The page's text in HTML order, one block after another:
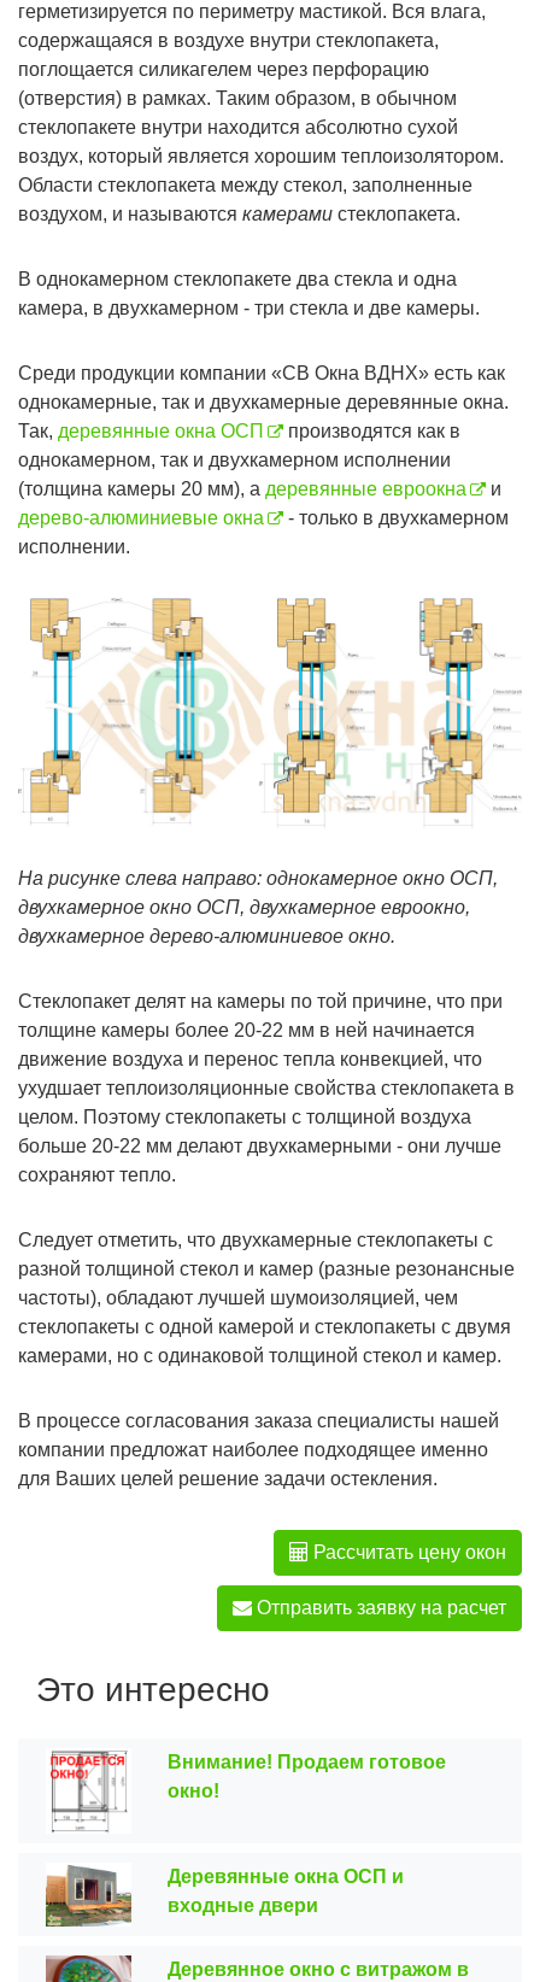
герметизируется по периметру мастикой. Вся влага,
содержащаяся в воздухе внутри стеклопакета,
поглощается силикагелем через перфорацию
(отверстия) в рамках. Таким образом, в обычном
стеклопакете внутри находится абсолютно сухой
воздух, который является хорошим теплоизолятором.
Области стеклопакета между стекол, заполненные
воздухом, и называются камерами стеклопакета.
В однокамерном стеклопакете два стекла и одна
камера, в двухкамерном - три стекла и две камеры.
Среди продукции компании «СВ Окна ВДНХ» есть как
однокамерные, так и двухкамерные деревянные окна.
Так, деревянные окна ОСП
производятся как в
однокамерном, так и двухкамерном исполнении
(толщина камеры 20 мм), а деревянные евроокна
и
дерево-алюминиевые окна
- только в двухкамерном
исполнении.
На рисунке слева направо: однокамерное окно ОСП,
двухкамерное окно ОСП, двухкамерное евроокно,
двухкамерное дерево-алюминиевое окно.
Стеклопакет делят на камеры по той причине, что при
толщине камеры более 20-22 мм в ней начинается
движение воздуха и перенос тепла конвекцией, что
ухудшает теплоизоляционные свойства стеклопакета в
целом. Поэтому стеклопакеты с толщиной воздуха
больше 20-22 мм делают двухкамерными - они лучше
сохраняют тепло.
Следует отметить, что двухкамерные стеклопакеты с
разной толщиной стекол и камер (разные резонансные
частоты), обладают лучшей шумоизоляцией, чем
стеклопакеты с одной камерой и стеклопакеты с двумя
камерами, но с одинаковой толщиной стекол и камер.
В процессе согласования заказа специалисты нашей
компании предложат наиболее подходящее именно
для Ваших целей решение задачи остекления.
Рассчитать цену окон
Отправить заявку на расчет
Это интересно
Внимание! Продаем готовое
окно!
Деревянные окна ОСП и
входные двери
Деревянное окно с витражом в